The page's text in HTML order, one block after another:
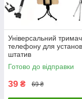
Універсальний тримач
телефону для
штатив
Готово до відправки
39 ₴ 69 ₴